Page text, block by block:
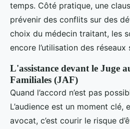
temps. Côté pratique, une
prévenir des conflits sur des
choix du médecin traitant, les
encore l’utilisation des réseaux
L'assistance devant le Juge
Familiales (JAF)
Quand l’accord n’est pas
L’audience est un moment clé,
avocat, c’est courir le risque